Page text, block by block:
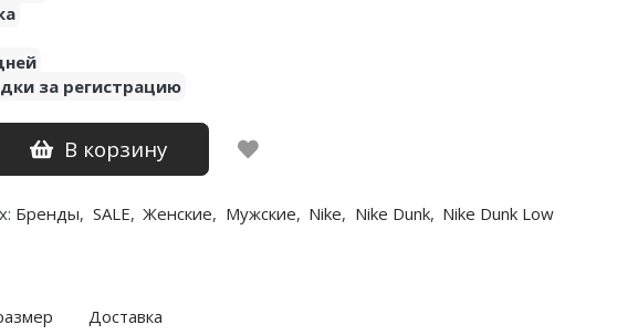
за регистрацию
В корзину
Бренды, SALE, Женские, Мужские, Nike, Nike Dunk, Nike Dunk Low
Доставка